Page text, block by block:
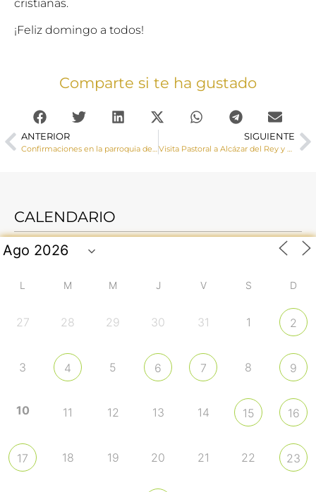
cristianas.
¡Feliz domingo a todos!
Comparte si te ha gustado
ANTERIOR
Confirmaciones en la parroquia de Mota del Cuervo
SIGUIENTE
Visita Pastoral a Alcázar del Rey y Huelves
CALENDARIO
L M M J V S D
27 28 29 30 31 1 2
3 4 5 6 7 8 9
10 11 12 13 14 15 16
17 18 19 20 21 22 23